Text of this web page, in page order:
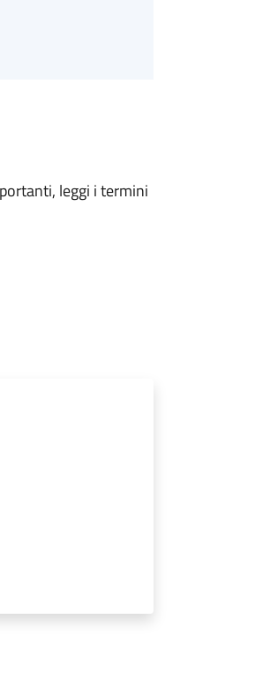
leggi i termini